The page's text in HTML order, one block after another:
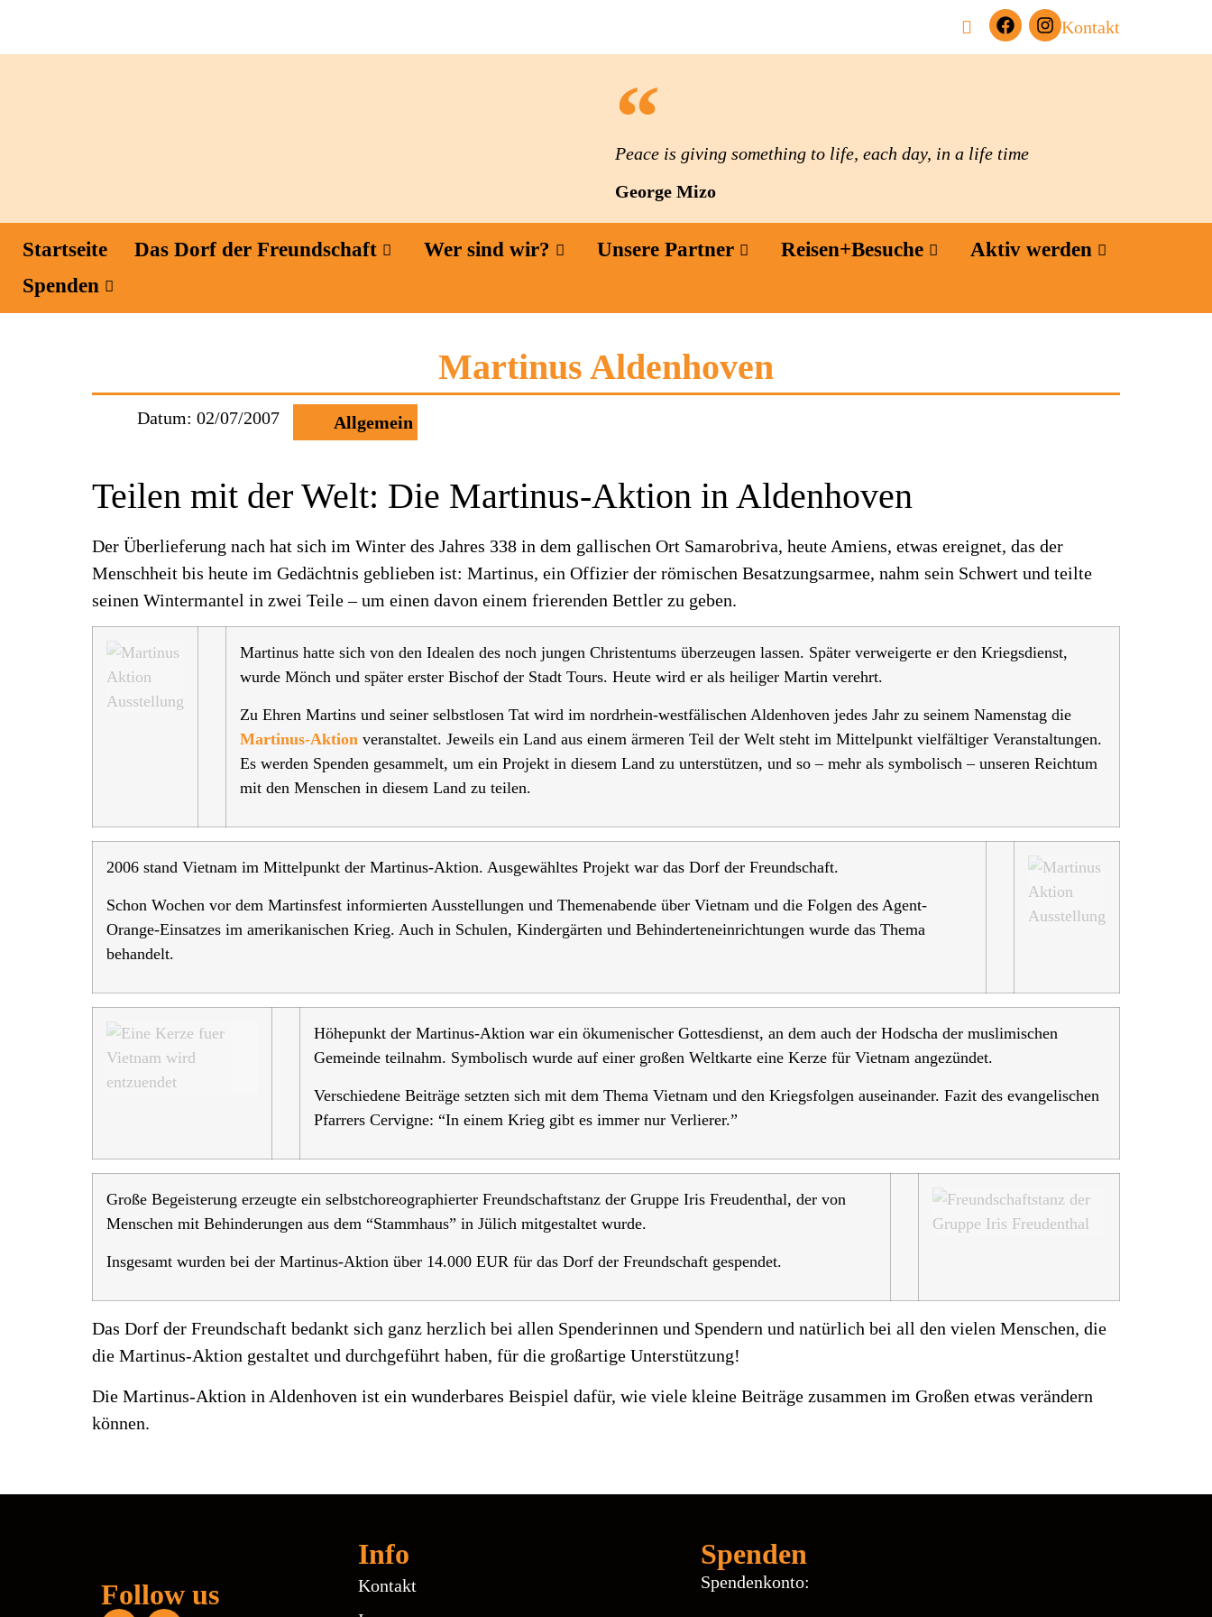
Kontakt
Peace is giving something to life, each day, in a life time
George Mizo
Startseite Das Dorf der Freundschaft Wer sind wir? Unsere Partner Reisen+Besuche
Aktiv werden
Spenden
Martinus Aldenhoven
Datum: 02/07/2007 Allgemein
Teilen mit der Welt: Die Martinus-Aktion in Aldenhoven
Der Überlieferung nach hat sich im Winter des Jahres 338 in dem gallischen Ort Samarobriva, heute Amiens, etwas ereignet, das der
Menschheit bis heute im Gedächtnis geblieben ist: Martinus, ein Offizier der römischen Besatzungsarmee, nahm sein Schwert und teilte
seinen Wintermantel in zwei Teile – um einen davon einem frierenden Bettler zu geben.
Martinus hatte sich von den Idealen des noch jungen Christentums überzeugen lassen. Später verweigerte er den Kriegsdienst,
wurde Mönch und später erster Bischof der Stadt Tours. Heute wird er als heiliger Martin verehrt.
Zu Ehren Martins und seiner selbstlosen Tat wird im nordrhein-westfälischen Aldenhoven jedes Jahr zu seinem Namenstag die
Martinus-Aktion veranstaltet. Jeweils ein Land aus einem ärmeren Teil der Welt steht im Mittelpunkt vielfältiger Veranstaltungen.
Es werden Spenden gesammelt, um ein Projekt in diesem Land zu unterstützen, und so – mehr als symbolisch – unseren Reichtum
mit den Menschen in diesem Land zu teilen.
2006 stand Vietnam im Mittelpunkt der Martinus-Aktion. Ausgewähltes Projekt war das Dorf der Freundschaft.
Schon Wochen vor dem Martinsfest informierten Ausstellungen und Themenabende über Vietnam und die Folgen des Agent-
Orange-Einsatzes im amerikanischen Krieg. Auch in Schulen, Kindergärten und Behinderteneinrichtungen wurde das Thema
behandelt.
Höhepunkt der Martinus-Aktion war ein ökumenischer Gottesdienst, an dem auch der Hodscha der muslimischen
Gemeinde teilnahm. Symbolisch wurde auf einer großen Weltkarte eine Kerze für Vietnam angezündet.
Verschiedene Beiträge setzten sich mit dem Thema Vietnam und den Kriegsfolgen auseinander. Fazit des evangelischen
Pfarrers Cervigne: “In einem Krieg gibt es immer nur Verlierer.”
Große Begeisterung erzeugte ein selbstchoreographierter Freundschaftstanz der Gruppe Iris Freudenthal, der von
Menschen mit Behinderungen aus dem “Stammhaus” in Jülich mitgestaltet wurde.
Insgesamt wurden bei der Martinus-Aktion über 14.000 EUR für das Dorf der Freundschaft gespendet.
Das Dorf der Freundschaft bedankt sich ganz herzlich bei allen Spenderinnen und Spendern und natürlich bei all den vielen Menschen, die
die Martinus-Aktion gestaltet und durchgeführt haben, für die großartige Unterstützung!
Die Martinus-Aktion in Aldenhoven ist ein wunderbares Beispiel dafür, wie viele kleine Beiträge zusammen im Großen etwas verändern
können.
Follow us
Info
Kontakt
Spenden
Spendenkonto: